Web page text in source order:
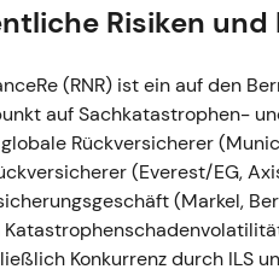
gewertet –
durch
Die Transaktion
2023 —
Die Übernahme von
Risiken
(RNR) ist ein auf den
auf Sachkatastrophen-
Rückversicherer
(Everest/EG,
(Markel,
Konkurrenz durch ILS